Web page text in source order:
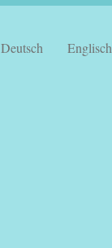
Deutsch Englisch